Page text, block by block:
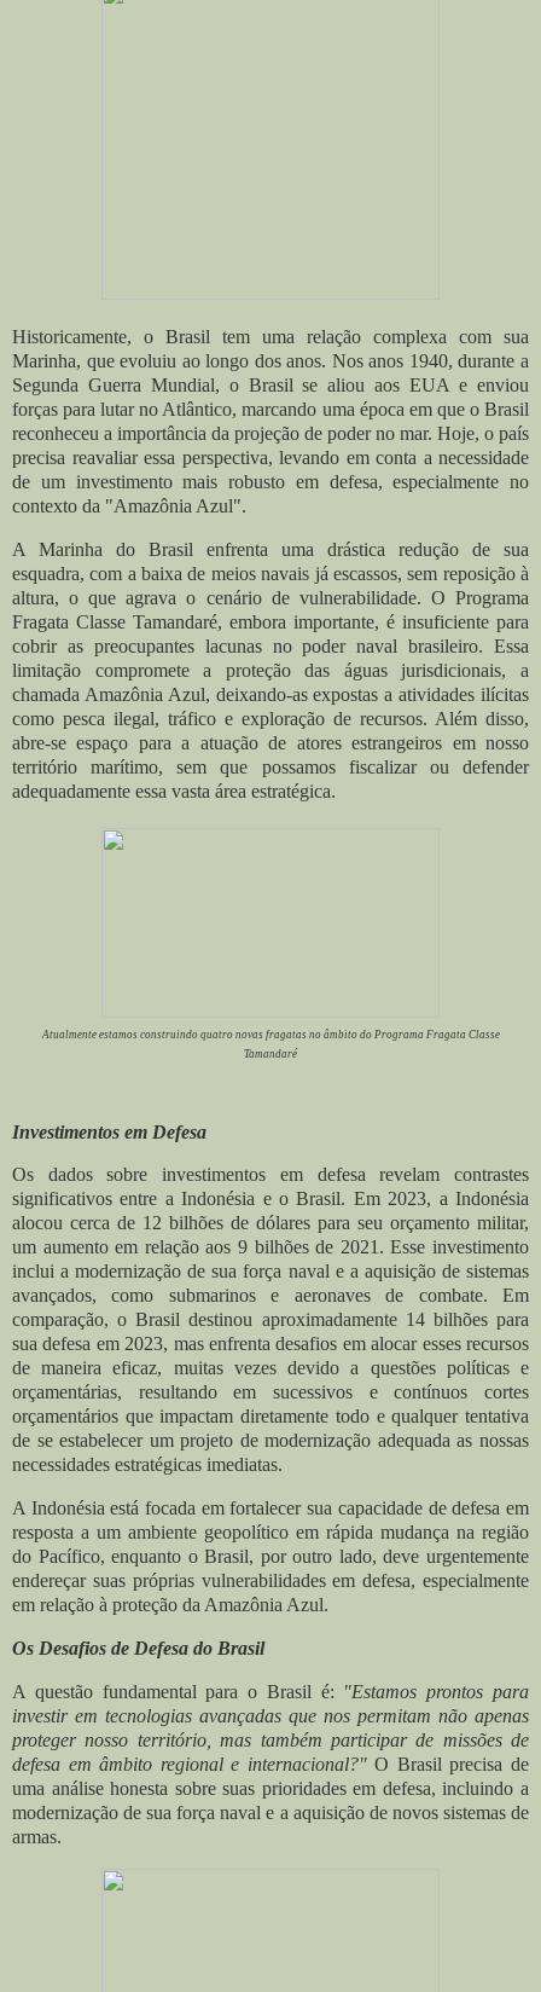
Historicamente, o Brasil tem uma relação complexa com sua
Marinha, que evoluiu ao longo dos anos. Nos anos 1940, durante a
Segunda Guerra Mundial, o Brasil se aliou aos EUA e enviou
forças para lutar no Atlântico, marcando uma época em que o Brasil
reconheceu a importância da projeção de poder no mar. Hoje, o país
precisa reavaliar essa perspectiva, levando em conta a necessidade
de um investimento mais robusto em defesa, especialmente no
contexto da "Amazônia Azul".
A Marinha do Brasil enfrenta uma drástica redução de sua
esquadra, com a baixa de meios navais já escassos, sem reposição à
altura, o que agrava o cenário de vulnerabilidade. O Programa
Fragata Classe Tamandaré, embora importante, é insuficiente para
cobrir as preocupantes lacunas no poder naval brasileiro. Essa
limitação compromete a proteção das águas jurisdicionais, a
chamada Amazônia Azul, deixando-as expostas a atividades ilícitas
como pesca ilegal, tráfico e exploração de recursos. Além disso,
abre-se espaço para a atuação de atores estrangeiros em nosso
território marítimo, sem que possamos fiscalizar ou defender
adequadamente essa vasta área estratégica.
Atualmente estamos construindo quatro novas fragatas no âmbito do Programa Fragata Classe
Tamandaré
Investimentos em Defesa
Os dados sobre investimentos em defesa revelam contrastes
significativos entre a Indonésia e o Brasil. Em 2023, a Indonésia
alocou cerca de 12 bilhões de dólares para seu orçamento militar,
um aumento em relação aos 9 bilhões de 2021. Esse investimento
inclui a modernização de sua força naval e a aquisição de sistemas
avançados, como submarinos e aeronaves de combate. Em
comparação, o Brasil destinou aproximadamente 14 bilhões para
sua defesa em 2023, mas enfrenta desafios em alocar esses recursos
de maneira eficaz, muitas vezes devido a questões políticas e
orçamentárias, resultando em sucessivos e contínuos cortes
orçamentários que impactam diretamente todo e qualquer tentativa
de se estabelecer um projeto de modernização adequada as nossas
necessidades estratégicas imediatas.
A Indonésia está focada em fortalecer sua capacidade de defesa em
resposta a um ambiente geopolítico em rápida mudança na região
do Pacífico, enquanto o Brasil, por outro lado, deve urgentemente
endereçar suas próprias vulnerabilidades em defesa, especialmente
em relação à proteção da Amazônia Azul.
Os Desafios de Defesa do Brasil
A questão fundamental para o Brasil é: "Estamos prontos para
investir em tecnologias avançadas que nos permitam não apenas
proteger nosso território, mas também participar de missões de
defesa em âmbito regional e internacional?"O Brasil precisa de
uma análise honesta sobre suas prioridades em defesa, incluindo a
modernização de sua força naval e a aquisição de novos sistemas de
armas.